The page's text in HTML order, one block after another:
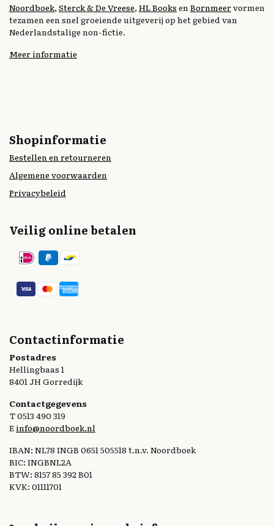
Noordboek, Sterck & De Vreese, HL Books en Bornmeervormen
tezamen een snel groeiende uitgeverij op het gebied van
Nederlandstalige non-fictie.
Meer informatie
Shopinformatie
Bestellen en retourneren
Algemene voorwaarden
Privacybeleid
Veilig online betalen
Contactinformatie
Postadres
Hellingbaas 1
8401 JH Gorredijk
Contactgegevens
T 0513 490 319
E info@noordboek.nl
IBAN: NL78 INGB 0651 505518 t.n.v. Noordboek
BIC: INGBNL2A
BTW: 8157 85 392 B01
KVK: 01111701